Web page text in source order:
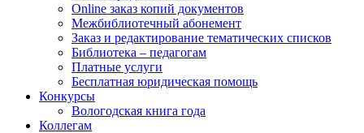
Online заказ копий документов
Межбиблиотечный абонемент
Заказ и редактирование тематических списков
Библиотека – педагогам
Платные услуги
Бесплатная юридическая помощь
Конкурсы
Вологодская книга года
Коллегам